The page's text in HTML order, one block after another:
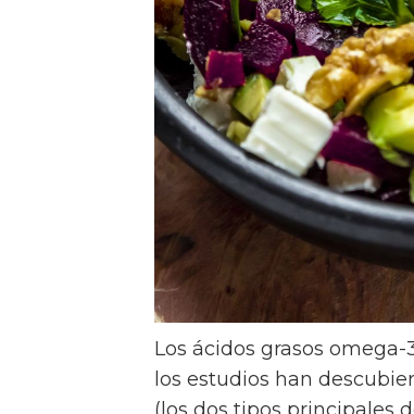
Los ácidos grasos
los estudios han